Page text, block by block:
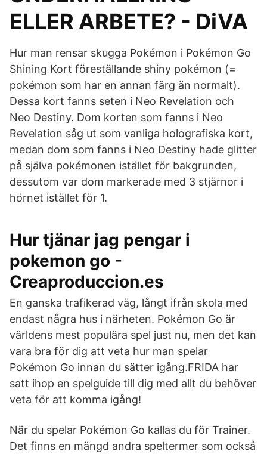
ELLER ARBETE? - DiVA
Hur man rensar skugga Pokémon i Pokémon Go
Shining Kort föreställande shiny pokémon (=
pokémon som har en annan färg än normalt).
Dessa kort fanns seten i Neo Revelation och
Neo Destiny. Dom korten som fanns i Neo
Revelation såg ut som vanliga holografiska kort,
medan dom som fanns i Neo Destiny hade glitter
på själva pokémonen istället för bakgrunden,
dessutom var dom markerade med 3 stjärnor i
hörnet istället för 1.
Hur tjänar jag pengar i
pokemon go -
Creaproduccion.es
En ganska trafikerad väg, långt ifrån skola med
endast några hus i närheten. Pokémon Go är
världens mest populära spel just nu, men det kan
vara bra för dig att veta hur man spelar
Pokémon Go innan du sätter igång.FRIDA har
satt ihop en spelguide till dig med allt du behöver
veta för att komma igång!
När du spelar Pokémon Go kallas du för Trainer.
Det finns en mängd andra speltermer som också